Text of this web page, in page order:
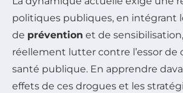
politiques publiques, en intégrant
de prévention et de
réellement lutter contre l’essor de
santé publique. En apprendre
effets de ces drogues et les